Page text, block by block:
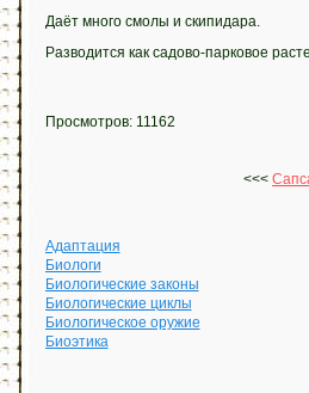
Даёт много смолы и скипидара.
Разводится как садово-парковое
Просмотров: 11162
<<<
Адаптация
Биологи
Биологические законы
Биологические циклы
Биологическое оружие
Биоэтика